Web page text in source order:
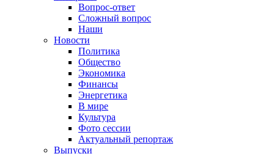
Вопрос-ответ
Сложный вопрос
Наши
Новости
Политика
Общество
Экономика
Финансы
Энергетика
В мире
Культура
Фото сессии
Актуальный репортаж
Выпуски